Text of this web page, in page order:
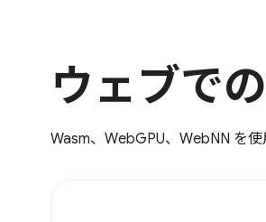
ウェブで
Wasm、WebGPU、WebNN を